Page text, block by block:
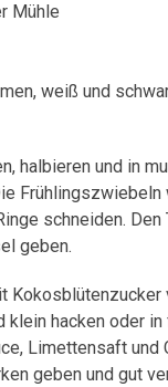
Mühle
weiß und
halbieren und in
Frühlingszwiebeln
schneiden. Den
geben.
Kokosblütenzucker
klein hacken oder
Limettensaft und
geben und gut